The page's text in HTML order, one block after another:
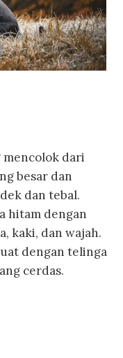
mencolok dari
besar dan
dan tebal.
hitam dengan
kaki, dan wajah.
dengan telinga
cerdas.